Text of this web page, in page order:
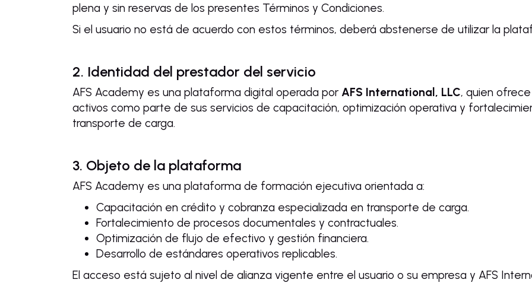
plena y sin reservas de los presentes Términos y Condiciones.
Si el usuario no está de acuerdo con estos términos, deberá abstenerse de utilizar la
2. Identidad del prestador del servicio
AFS Academy es una plataforma digital operada por AFS International, LLC, quien
activos como parte de sus servicios de capacitación, optimización operativa y
transporte de carga.
3. Objeto de la plataforma
AFS Academy es una plataforma de formación ejecutiva orientada a:
Capacitación en crédito y cobranza especializada en transporte de carga.
Fortalecimiento de procesos documentales y contractuales.
Optimización de flujo de efectivo y gestión financiera.
Desarrollo de estándares operativos replicables.
El acceso está sujeto al nivel de alianza vigente entre el usuario o su empresa y AFS